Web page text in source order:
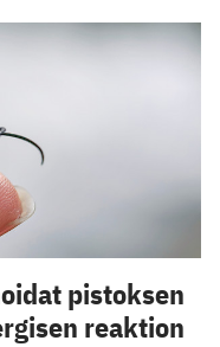
pistoksen
reaktion